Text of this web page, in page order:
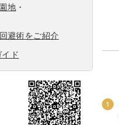
地 ・
避術をご紹介
ド
1